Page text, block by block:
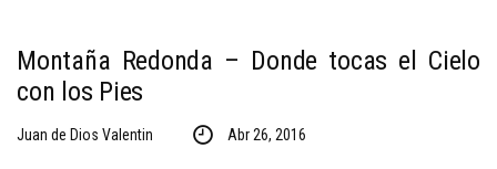
Montaña Redonda – Donde tocas el Cielo
con los Pies
Juan de Dios Valentin Abr 26, 2016